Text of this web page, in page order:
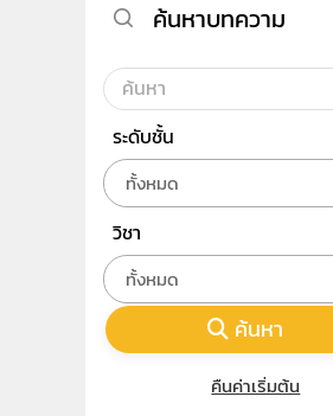
ค้นหาบทความ
ระดับชั้น
ทั้งหมด
วิชา
ทั้งหมด
ค้นหา
คืนค่าเริ่มต้น